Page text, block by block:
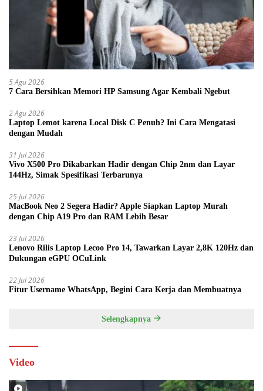
5 Agu 2026
7 Cara Bersihkan Memori HP Samsung Agar Kembali Ngebut
2 Agu 2026
Laptop Lemot karena Local Disk C Penuh? Ini Cara Mengatasi
dengan Mudah
31 Jul 2026
Vivo X500 Pro Dikabarkan Hadir dengan Chip 2nm dan Layar
144Hz, Simak Spesifikasi Terbarunya
25 Jul 2026
MacBook Neo 2 Segera Hadir? Apple Siapkan Laptop Murah
dengan Chip A19 Pro dan RAM Lebih Besar
23 Jul 2026
Lenovo Rilis Laptop Lecoo Pro 14, Tawarkan Layar 2,8K 120Hz dan
Dukungan eGPU OCuLink
22 Jul 2026
Fitur Username WhatsApp, Begini Cara Kerja dan Membuatnya
Selengkapnya
Video